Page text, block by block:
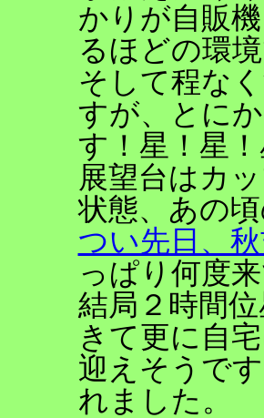
かりが自販
るほどの環境
そして程な
すが、とに
す！星！星！
展望台はカ
状態、あの
つい先日、
っぱり何度
結局２時間
きて更に自
迎えそうで
れました。